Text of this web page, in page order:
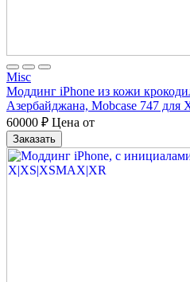
Misc
Моддинг iPhone из кожи
Азербайджана, Mobcase 747
60000 ₽ Цена от
Заказать